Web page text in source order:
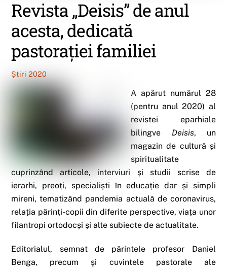
Revista „Deisis” de anul
acesta, dedicată
pastorației familiei
Știri 2020
A apărut numărul 28
(pentru anul 2020) al
revistei eparhiale
bilingve Deisis, un
magazin de cultură și
spiritualitate
cuprinzând articole, interviuri și studii scrise de
ierarhi, preoți, specialiști în educație dar și simpli
mireni, tematizând pandemia actuală de coronavirus,
relația părinți-copii din diferite perspective, viața unor
filantropi ortodocși și alte subiecte de actualitate.
Editorialul, semnat de părintele profesor Daniel
Benga, precum şi cuvintele pastorale ale